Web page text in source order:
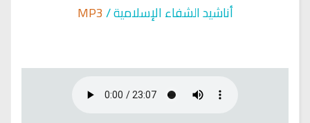
أناشيد الشفاء الإسلامية /MP3